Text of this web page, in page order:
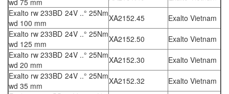
wd 75 mm
Exalto rw 233BD 24V ..° 25Nm
wd 100 mm
XA2152.45
Exalto Vietnam
Exalto rw 233BD 24V ..° 25Nm
wd 125 mm
XA2152.50
Exalto Vietnam
Exalto rw 233BD 24V ..° 25Nm
wd 20 mm
XA2152.30
Exalto Vietnam
Exalto rw 233BD 24V ..° 25Nm
wd 35 mm
XA2152.32
Exalto Vietnam